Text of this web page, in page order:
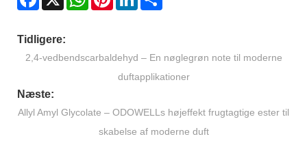
Tidligere:
​2,4-vedbendscarbaldehyd – En nøglegrøn note til moderne
duftapplikationer
Næste:
Allyl Amyl Glycolate – ODOWELLs højeffekt frugtagtige ester til
skabelse af moderne duft